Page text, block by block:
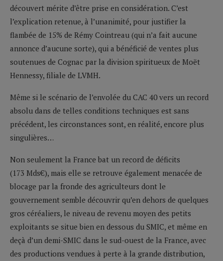
découvert mérite d’être prise en considération. C’est
l’explication retenue, à l’unanimité, pour justifier la
flambée de 15% de Rémy Cointreau (qui n’a fait aucune
annonce d’aucune sorte), qui a bénéficié de ventes plus
soutenues de Cognac par la division spiritueux de Moët
Hennessy, filiale de LVMH.
Même si le scénario de l’envolée du CAC 40 vers un record
absolu dans de telles conditions techniques est sans
précédent, les circonstances sont, en réalité, encore plus
singulières…
Non seulement la France bat un record de déficits
(173 Mds€), mais elle se retrouve également menacée de
blocage par la fronde des agriculteurs dont le
gouvernement semble découvrir qu’en dehors de quelques
gros céréaliers, le niveau de revenu moyen des petits
exploitants se situe bien en dessous du SMIC, et même en
deçà d’un demi-SMIC dans le sud-ouest de la France, avec
des productions vendues à perte à la grande distribution,